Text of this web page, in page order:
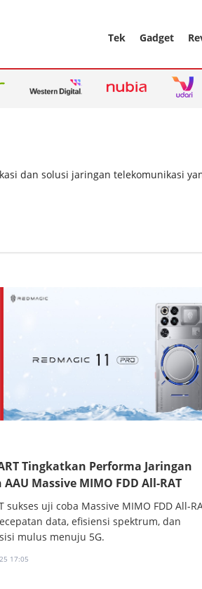
Tek Gadget
dan solusi jaringan telekomunikasi
Tingkatkan Performa Jaringan
Massive MIMO FDD All-RAT
sukses uji coba Massive MIMO FDD All-
data, efisiensi spektrum, dan
mulus menuju 5G.
17:05